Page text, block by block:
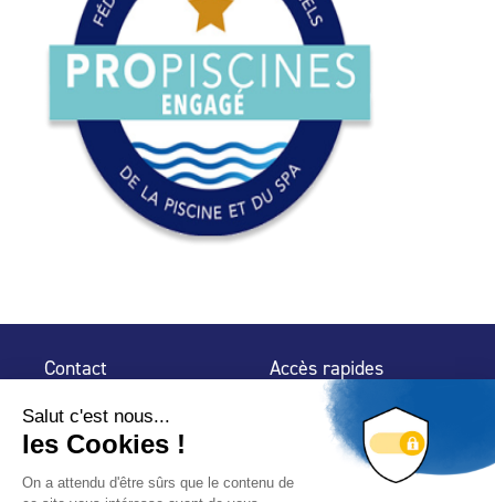
Contact
32 rue de Mogador
75 009 Paris
Accès rapides
Espace Presse
Trouver un
professionnel